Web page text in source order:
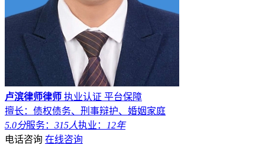
卢滨律师律师 执业认证 平台保障
擅长：债权债务、刑事辩护、婚姻家庭
5.0分服务： 315人执业：
12年
电话咨询 在线咨询